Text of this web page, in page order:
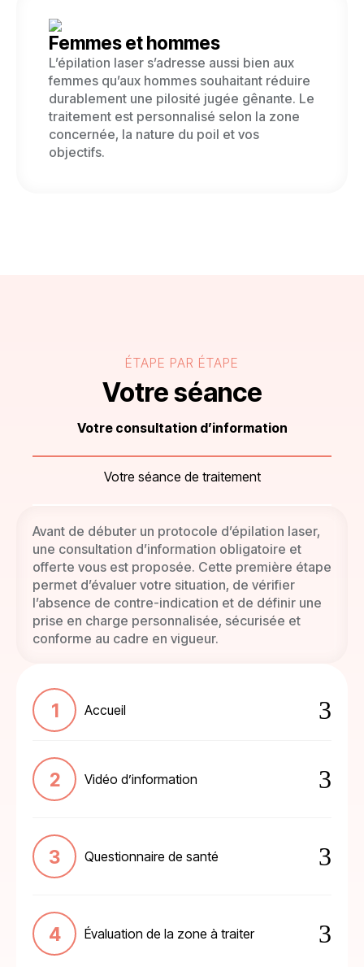
Femmes et hommes
L’épilation laser s’adresse aussi bien aux
femmes qu’aux hommes souhaitant réduire
durablement une pilosité jugée gênante. Le
traitement est personnalisé selon la zone
concernée, la nature du poil et vos
objectifs.
ÉTAPE PAR ÉTAPE
Votre séance
Votre consultation d’information
Votre séance de traitement
Avant de débuter un protocole d’épilation laser,
une consultation d’information obligatoire et
offerte vous est proposée. Cette première étape
permet d’évaluer votre situation, de vérifier
l’absence de contre-indication et de définir une
prise en charge personnalisée, sécurisée et
conforme au cadre en vigueur.
Accueil 3
Vidéo d’information 3
Questionnaire de santé 3
Évaluation de la zone à traiter 3